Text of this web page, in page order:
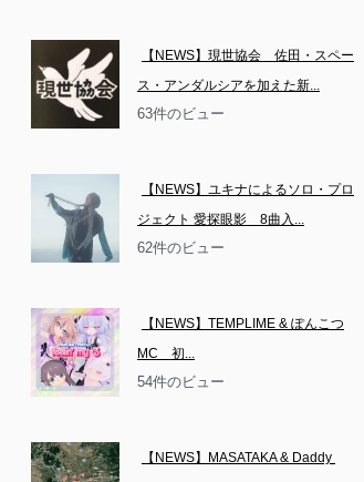
【NEWS】現世協会　佐田・スペー
ス・アンダルシアを加えた新...
63件のビュー
【NEWS】ユキナによるソロ・プロ
ジェクト 愛探眼影　8曲入...
62件のビュー
【NEWS】TEMPLIME & ぽんこつ
MC　初...
54件のビュー
【NEWS】MASATAKA & Daddy